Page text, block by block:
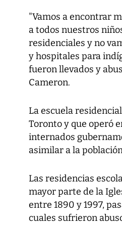
"Vamos a encontrar
a todos nuestros
residenciales y no
y hospitales para
fueron llevados y
Cameron.
La escuela
Toronto y que operó
internados
asimilar a la
Las residencias
mayor parte de la
entre 1890 y 1997,
cuales sufrieron